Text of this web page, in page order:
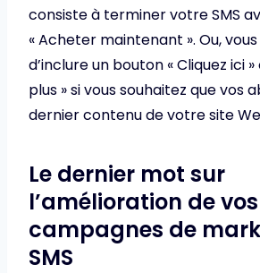
consiste à terminer votre SMS
« Acheter maintenant ». Ou,
d’inclure un bouton « Cliquez ici
plus » si vous souhaitez que vos
dernier contenu de votre site
Le dernier mot sur
l’amélioration de vos
campagnes de
SMS